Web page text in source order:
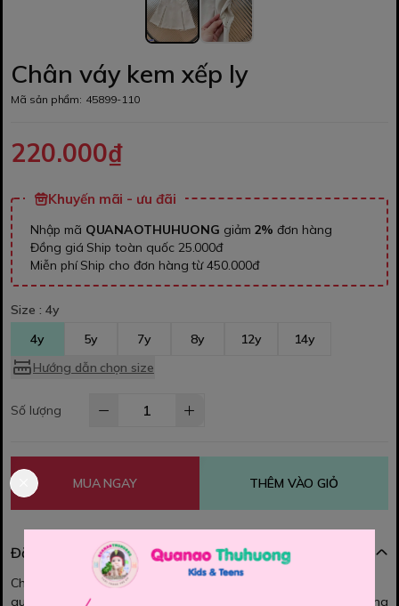
Chân váy kem xếp ly
Mã sản phẩm: 45899-110
220.000₫
Khuyến mãi - ưu đãi
Nhập mã QUANAOTHUHUONG giảm 2% đơn hàng
Đồng giá Ship toàn quốc 25.000đ
Miễn phí Ship cho đơn hàng từ 450.000đ
Size : 4y
4y
5y 7y 8y 12y
14y
Hướng dẫn chọn size
Số lượng
MUA NGAY THÊM VÀO GIỎ
Đặc điểm nổi bật
Chân váy xếp ly Uniqlo - Mẫu mới nhất năm 2025 ạ Chân váy có
quần và rút điều chỉnh dễ mặc. Chất thun 2 da dày dặn, mặc đứng